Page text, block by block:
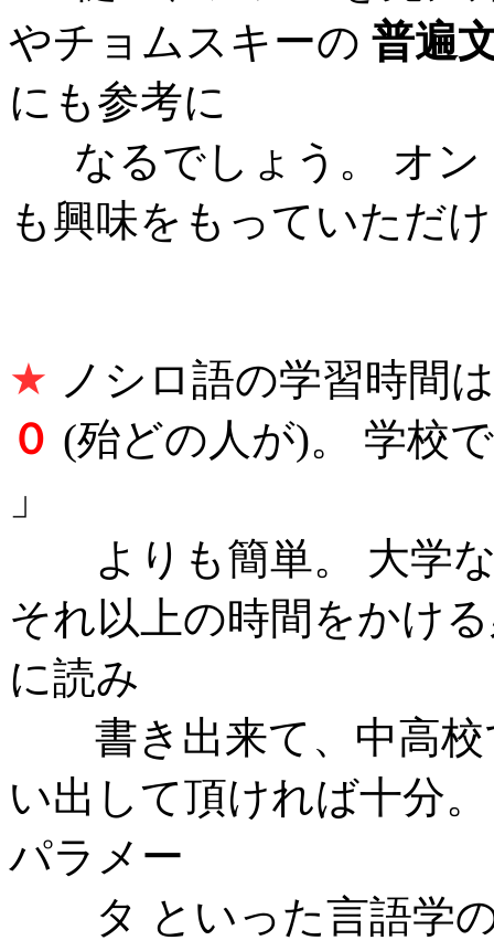
やチョムスキーの 普遍
にも参考に
なるでしょう。 オン
も興味をもっていた
★ ノシロ語の学習時間
０ (殆どの人が)。 学校
」
よりも簡単。 大学な
それ以上の時間をかけ
に読み
書き出来て、中高校
い出して頂ければ十分
パラメー
タ といった言語学の